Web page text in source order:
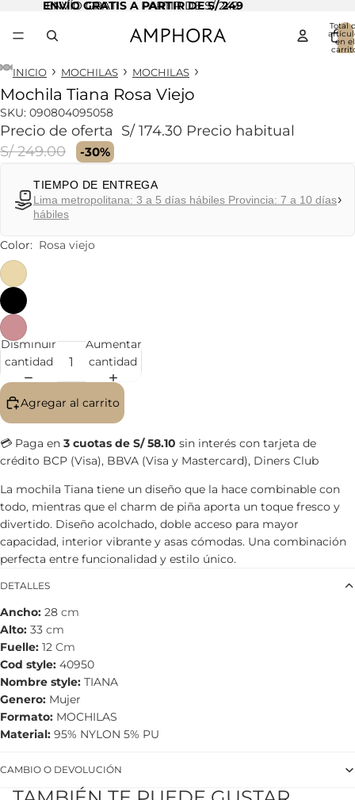
ENVÍO GRATIS A PARTIR DE S/ 249
ENVÍO GRATIS A PARTIR DE S/ 249
Total
en el
INICIO MOCHILAS MOCHILAS
Abrir
imagen
a
pantalla
Abrir
imagen
a
pantalla
Abrir
imagen
a
pantalla
Abrir
imagen
a
pantalla
Abrir
imagen
a
pantalla
Mochila Tiana Rosa Viejo
SKU: 090804095058
Precio de oferta S/ 174.30 Precio habitual
S/ 249.00
-30%
TIEMPO DE ENTREGA
Lima metropolitana: 3 a 5 días hábiles Provincia: 7 a 10 días
hábiles
›
Color: Rosa viejo
Disminuir
cantidad
Aumentar
cantidad
Agregar al carrito
💳 Paga en 3 cuotas de S/ 58.10 sin interés con tarjeta de
crédito BCP (Visa), BBVA (Visa y Mastercard), Diners Club
La mochila Tiana tiene un diseño que la hace combinable con
todo, mientras que el charm de piña aporta un toque fresco y
divertido. Diseño acolchado, doble acceso para mayor
capacidad, interior vibrante y asas cómodas. Una combinación
perfecta entre funcionalidad y estilo único.
DETALLES
Ancho 28 cm
Alto 33 cm
Fuelle 12 Cm
Cod style 40950
Nombre style TIANA
Genero Mujer
Formato MOCHILAS
Material 95% NYLON 5% PU
CAMBIO O DEVOLUCIÓN